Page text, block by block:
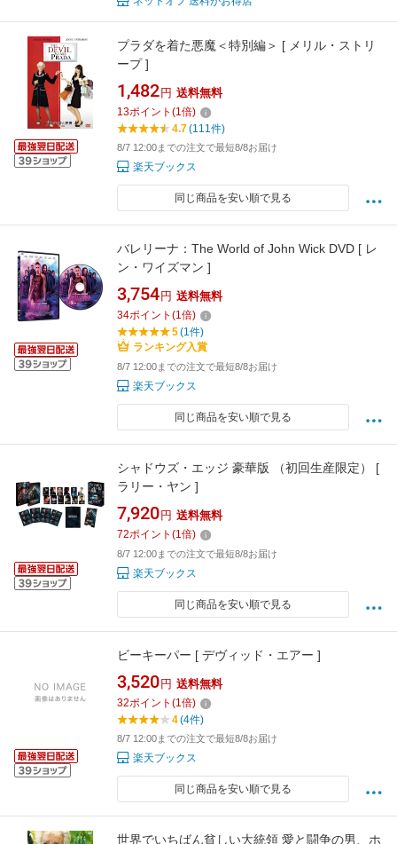
プラダを着た悪魔＜特別編＞ [ メリル・ストリ
ープ ]
1,482 円 送料無料
13ポイント (1倍)
4.7(111件)
8/7 12:00までの注文で最短8/8お届け
楽天ブックス
同じ商品を安い順で見る
バレリーナ：The World of John Wick DVD [ レ
ン・ワイズマン ]
3,754 円 送料無料
34ポイント (1倍)
5(1件)
ランキング入賞
8/7 12:00までの注文で最短8/8お届け
楽天ブックス
同じ商品を安い順で見る
シャドウズ・エッジ 豪華版 （初回生産限定） [
ラリー・ヤン ]
7,920 円 送料無料
72ポイント (1倍)
8/7 12:00までの注文で最短8/8お届け
楽天ブックス
同じ商品を安い順で見る
ビーキーパー [ デヴィッド・エアー ]
3,520 円 送料無料
32ポイント (1倍)
4(4件)
8/7 12:00までの注文で最短8/8お届け
楽天ブックス
同じ商品を安い順で見る
世界でいちばん貧しい大統領 愛と闘争の男、ホ